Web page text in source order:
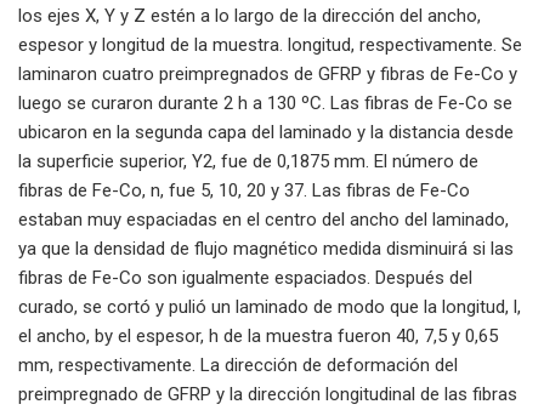
los ejes X, Y y Z estén a lo largo de la dirección del ancho,
espesor y longitud de la muestra. longitud, respectivamente. Se
laminaron cuatro preimpregnados de GFRP y fibras de Fe-Co y
luego se curaron durante 2 h a 130 ºC. Las fibras de Fe-Co se
ubicaron en la segunda capa del laminado y la distancia desde
la superficie superior, Y2, fue de 0,1875 mm. El número de
fibras de Fe-Co, n, fue 5, 10, 20 y 37. Las fibras de Fe-Co
estaban muy espaciadas en el centro del ancho del laminado,
ya que la densidad de flujo magnético medida disminuirá si las
fibras de Fe-Co son igualmente espaciados. Después del
curado, se cortó y pulió un laminado de modo que la longitud, l,
el ancho, by el espesor, h de la muestra fueron 40, 7,5 y 0,65
mm, respectivamente. La dirección de deformación del
preimpregnado de GFRP y la dirección longitudinal de las fibras